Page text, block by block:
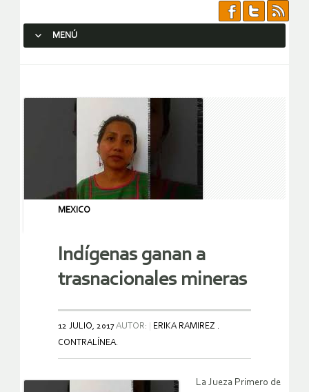
MENÚ
MEXICO
Indígenas ganan a
trasnacionales mineras
12 JULIO, 2017AUTOR:
ERIKA RAMIREZ .
CONTRALÍNEA.
La Jueza Primero de